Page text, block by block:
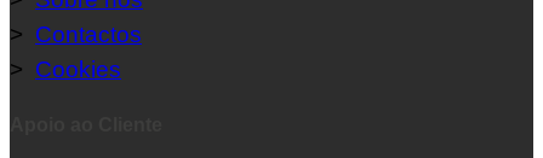
> Contactos
> Cookies